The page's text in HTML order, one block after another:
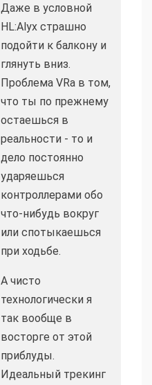
Даже в условной
HL:Alyx страшно
подойти к балкону и
глянуть вниз.
Проблема VRа в том,
что ты по прежнему
остаешься в
реальности - то и
дело постоянно
ударяешься
контроллерами обо
что-нибудь вокруг
или спотыкаешься
при ходьбе.
А чисто
технологически я
так вообще в
восторге от этой
приблуды.
Идеальный трекинг